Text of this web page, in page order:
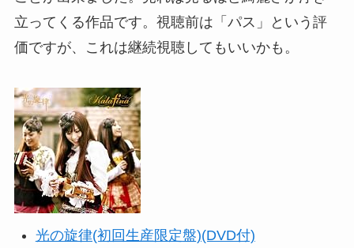
立ってくる作品です。視聴前は「パス」という評
価ですが、これは継続視聴してもいいかも。
光の旋律(初回生産限定盤)(DVD付)